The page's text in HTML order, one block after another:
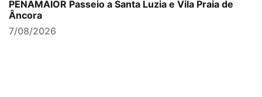
PENAMAIOR Passeio a Santa Luzia e Vila Praia de
Âncora
7/08/2026